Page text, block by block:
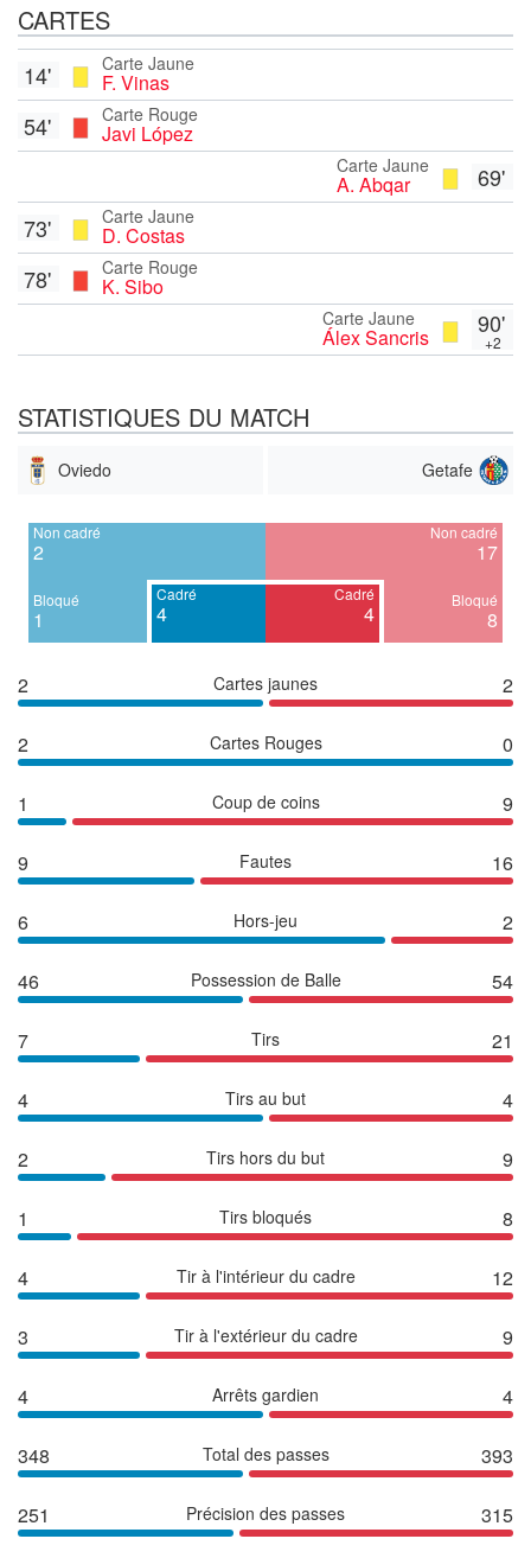
CARTES
Carte Jaune
F. Vinas
14'
Carte Rouge
Javi López
54'
69'
Carte Jaune
A. Abqar
Carte Jaune
D. Costas
73'
Carte Rouge
K. Sibo
78'
90'
+2
Carte Jaune
Álex Sancris
STATISTIQUES DU MATCH
Oviedo Getafe
Non cadré
2
Bloqué
1
Cadré
4
Cadré
4
Non cadré
17
Bloqué
8
2 Cartes jaunes 2
2 Cartes Rouges 0
1 Coup de coins 9
9 Fautes 16
6 Hors-jeu 2
46 Possession de Balle 54
7 Tirs 21
4 Tirs au but 4
2 Tirs hors du but 9
1 Tirs bloqués 8
4 Tir à l'intérieur du cadre 12
3 Tir à l'extérieur du cadre 9
4 Arrêts gardien 4
348 Total des passes 393
251 Précision des passes 315